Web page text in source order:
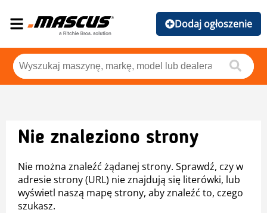
Dodaj ogłoszenie
Nie znaleziono strony
Nie można znaleźć żądanej strony. Sprawdź, czy w
adresie strony (URL) nie znajdują się literówki, lub
wyświetl naszą mapę strony, aby znaleźć to, czego
szukasz.